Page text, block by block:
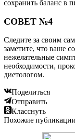
сохранить баланс в
СОВЕТ №4
Следите за своим
заметите, что ваше
нежелательные
необходимости,
диетологом.
Поделиться
Отправить
Класснуть
Похожие публикации